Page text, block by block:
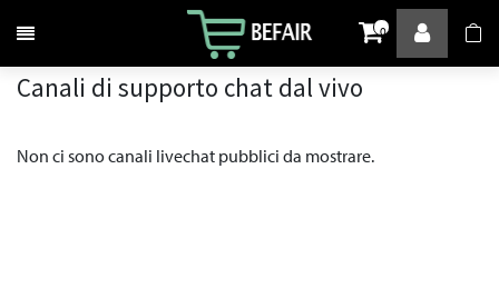
Attiva / disattiva la navigazione 0
Canali di supporto chat dal vivo
Non ci sono canali livechat pubblici da mostrare.